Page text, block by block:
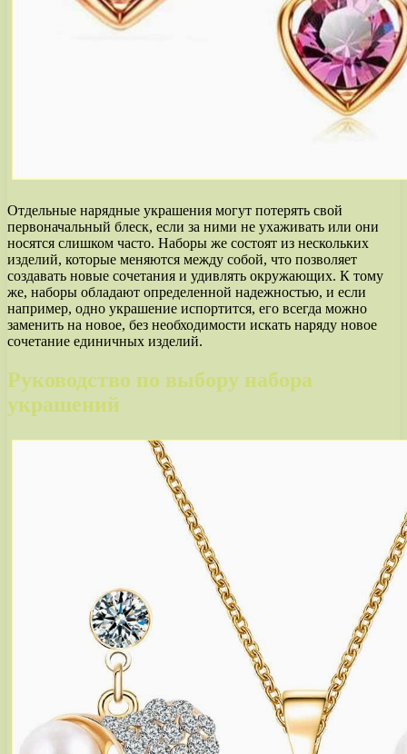
Отдельные нарядные украшения могут потерять свой
первоначальный блеск, если за ними не ухаживать или они
носятся слишком часто. Наборы же состоят из нескольких
изделий, которые меняются между собой, что позволяет
создавать новые сочетания и удивлять окружающих. К тому
же, наборы обладают определенной надежностью, и если
например, одно украшение испортится, его всегда можно
заменить на новое, без необходимости искать наряду новое
сочетание единичных изделий.
Руководство по выбору набора
украшений